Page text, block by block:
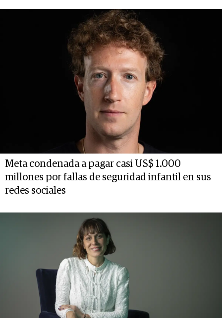
Meta condenada a pagar casi US$ 1.000
millones por fallas de seguridad infantil en sus
redes sociales